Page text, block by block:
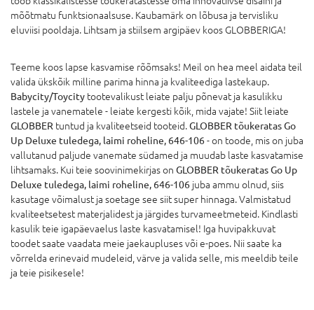
mõõtmatu funktsionaalsuse. Kaubamärk on lõbusa ja tervisliku
eluviisi pooldaja. Lihtsam ja stiilsem argipäev koos GLOBBERIGA!
Teeme koos lapse kasvamise rõõmsaks! Meil on hea meel aidata teil
valida ükskõik milline parima hinna ja kvaliteediga lastekaup.
Babycity/Toycity tootevalikust leiate palju põnevat ja kasulikku
lastele ja vanematele - leiate kergesti kõik, mida vajate! Siit leiate
GLOBBER tuntud ja kvaliteetseid tooteid.GLOBBER tõukeratas Go
Up Deluxe tuledega, laimi roheline, 646-106- on toode, mis on juba
vallutanud paljude vanemate südamed ja muudab laste kasvatamise
lihtsamaks. Kui teie soovinimekirjas on GLOBBER tõukeratas Go Up
Deluxe tuledega, laimi roheline, 646-106 juba ammu olnud, siis
kasutage võimalust ja soetage see siit super hinnaga. Valmistatud
kvaliteetsetest materjalidest ja järgides turvameetmeteid. Kindlasti
kasulik teie igapäevaelus laste kasvatamisel! Iga huvipakkuvat
toodet saate vaadata meie jaekaupluses või e-poes. Nii saate ka
võrrelda erinevaid mudeleid, värve ja valida selle, mis meeldib teile
ja teie pisikesele!